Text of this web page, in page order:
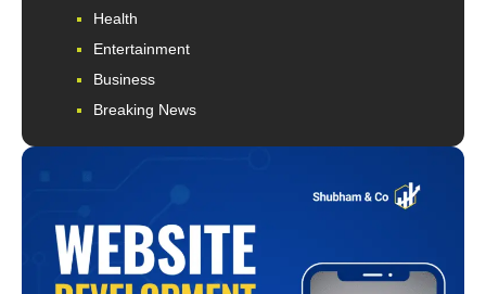
Health
Entertainment
Business
Breaking News